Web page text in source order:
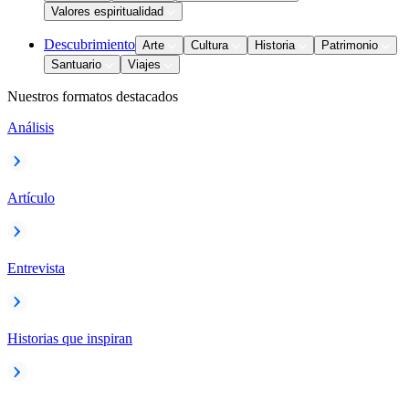
Valores espiritualidad
Descubrimiento Arte Cultura Historia
Patrimonio
Santuario
Viajes
Nuestros formatos destacados
Análisis
Artículo
Entrevista
Historias que inspiran